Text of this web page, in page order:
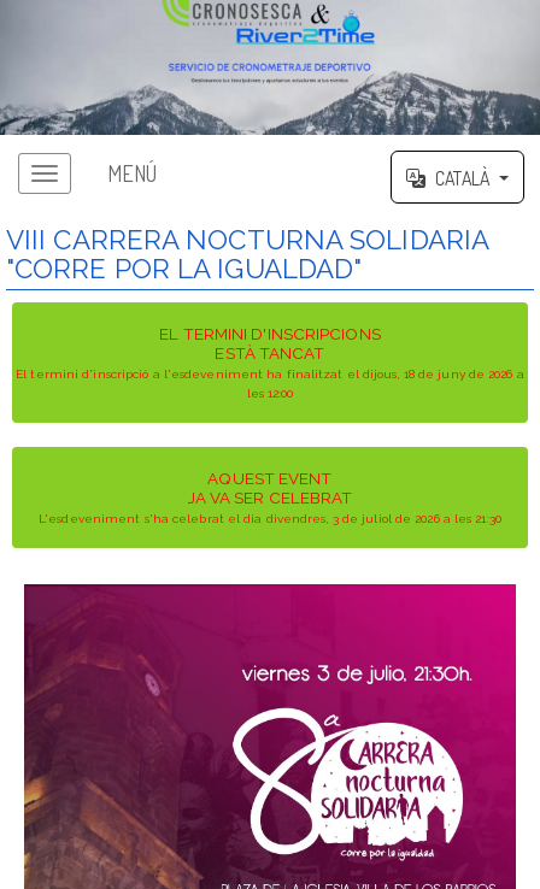
MENÚ CATALÀ
VIII CARRERA NOCTURNA SOLIDARIA
"CORRE POR LA IGUALDAD"
EL TERMINI D'INSCRIPCIONS
ESTÀ TANCAT
El termini d'inscripció a l'esdeveniment ha finalitzat el dijous, 18 de juny de 2026 a
les 12:00
AQUEST EVENT
JA VA SER CELEBRAT
L'esdeveniment s'ha celebrat el dia divendres, 3 de juliol de 2026 a les 21:30